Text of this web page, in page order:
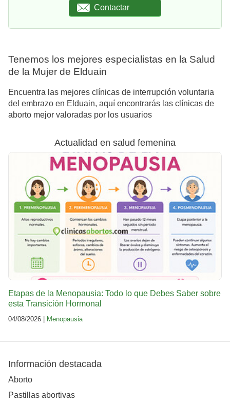
Contactar
Tenemos los mejores especialistas en la Salud
de la Mujer de Elduain
Encuentra las mejores clínicas de interrupción voluntaria
del embrazo en Elduain, aquí encontrarás las clínicas de
aborto mejor valoradas por los usuarios
Actualidad en salud femenina
Etapas de la Menopausia: Todo lo que Debes Saber sobre
esta Transición Hormonal
04/08/2026 | Menopausia
Información destacada
Aborto
Pastillas abortivas